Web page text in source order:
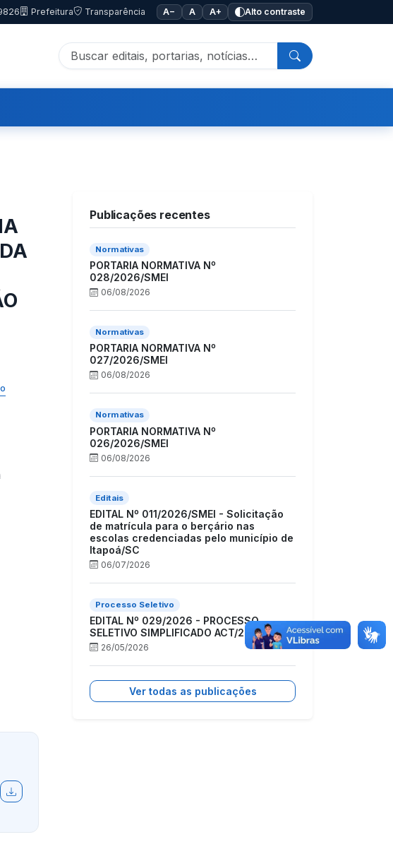
Prefeitura Transparência A− A A+ Alto contraste
Publicações recentes
Normativas
PORTARIA NORMATIVA Nº
028/2026/SMEI
06/08/2026
Normativas
PORTARIA NORMATIVA Nº
027/2026/SMEI
06/08/2026
Normativas
PORTARIA NORMATIVA Nº
026/2026/SMEI
06/08/2026
Editais
EDITAL Nº 011/2026/SMEI - Solicitação
de matrícula para o berçário nas
escolas credenciadas pelo município de
Itapoá/SC
06/07/2026
Processo Seletivo
EDITAL Nº 029/2026 - PROCESSO
SELETIVO SIMPLIFICADO ACT/2026
26/05/2026
Ver todas as publicações